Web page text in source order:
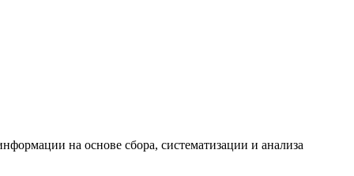
на основе сбора, систематизации и анализа